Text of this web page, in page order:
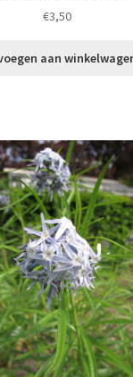
€3,50
aan